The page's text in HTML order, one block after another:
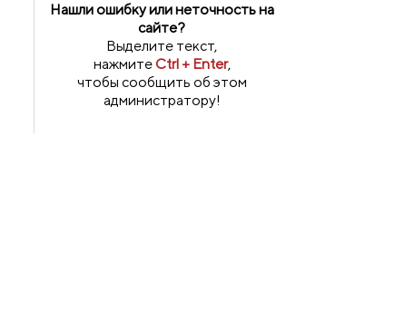
Нашли ошибку или неточность на
сайте?
Выделите текст,
нажмитеCtrl + Enter,
чтобы сообщить об этом
администратору!